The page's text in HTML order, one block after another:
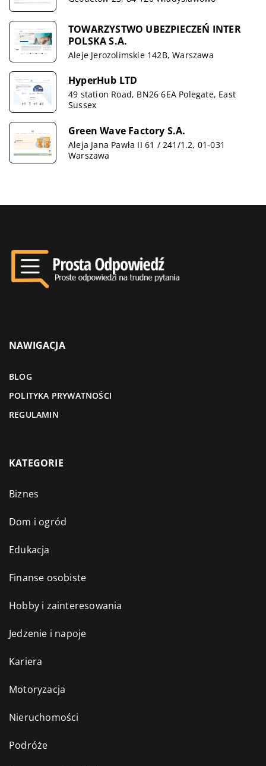
TOWARZYSTWO UBEZPIECZEŃ INTER
POLSKA S.A.
Aleje Jerozolimskie 142B, Warszawa
HyperHub LTD
49 station Road, BN26 6EA Polegate, East
Sussex
Green Wave Factory S.A.
Aleja Jana Pawła II 61 / 241/1.2, 01-031
Warszawa
NAWIGACJA
BLOG
POLITYKA PRYWATNOŚCI
REGULAMIN
KATEGORIE
Biznes
Dom i ogród
Edukacja
Finanse osobiste
Hobby i zainteresowania
Jedzenie i napoje
Kariera
Motoryzacja
Nieruchomości
Podróże